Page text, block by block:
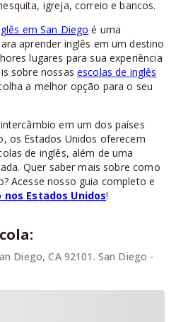
igreja, correio e bancos.
em San Diego é uma
aprender inglês em um destino
lugares para sua experiência
sobre nossas escolas de inglês
a melhor opção para o seu
em um dos países
os Estados Unidos oferecem
de inglês, além de uma
Quer saber mais sobre como
Acesse nosso guia completo e
Estados Unidos!
Diego, CA 92101. San Diego -